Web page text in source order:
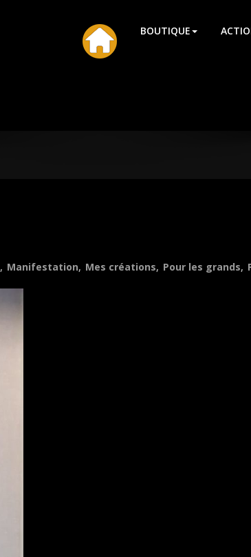
BOUTIQUE
, Manifestation, Mes créations, Pour les grands,